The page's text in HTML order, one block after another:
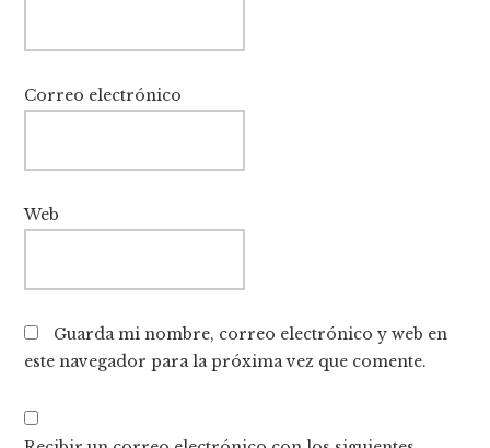
Correo electrónico
Web
Guarda mi nombre, correo electrónico y web en
este navegador para la próxima vez que comente.